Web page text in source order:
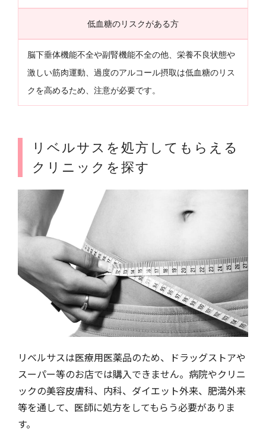
低血糖のリスクがある方
脳下垂体機能不全や副腎機能不全の他、栄養不良状態や
激しい筋肉運動、過度のアルコール摂取は低血糖のリス
クを高めるため、注意が必要です。
リベルサスを処方してもらえる
クリニックを探す
リベルサスは医療用医薬品のため、ドラッグストアや
スーパー等のお店では購入できません。病院やクリニ
ックの美容皮膚科、内科、ダイエット外来、肥満外来
等を通して、医師に処方をしてもらう必要がありま
す。